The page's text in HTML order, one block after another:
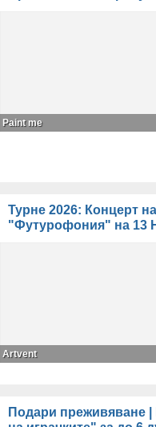
Paint me
Турне 2026: Концерт
"Футурофония" на 13
Artvent
Подари преживяване |